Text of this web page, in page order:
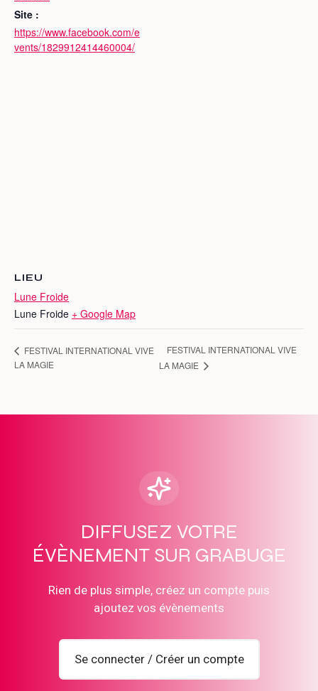
Site :
https://www.facebook.com/e
vents/1829912414460004/
LIEU
Lune Froide
Lune Froide + Google Map
FESTIVAL INTERNATIONAL VIVE
LA MAGIE
FESTIVAL INTERNATIONAL VIVE
LA MAGIE
DIFFUSEZ VOTRE
ÉVÈNEMENT SUR GRABUGE
Rien de plus simple, créez un compte puis
ajoutez vos évènements
Se connecter / Créer un compte